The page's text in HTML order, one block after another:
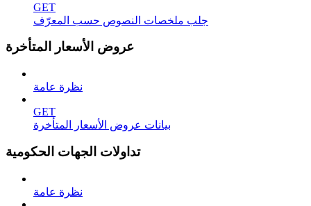
GET
جلب ملخصات النصوص حسب المعرّف
عروض الأسعار المتأخرة
نظرة عامة
GET
بيانات عروض الأسعار المتأخرة
تداولات الجهات الحكومية
نظرة عامة